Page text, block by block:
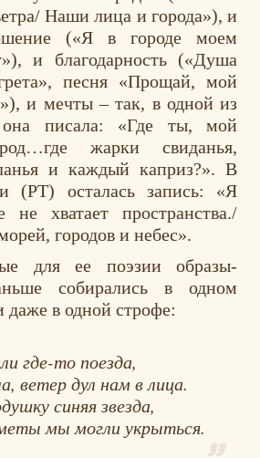
Наши лица и города»), и
(«Я в городе моем
и благодарность («Душа
песня «Прощай, мой
и мечты – так, в одной из
писала: «Где ты, мой
жарки свиданья,
и каждый каприз?». В
(РТ) осталась запись: «Я
не хватает пространства./
городов и небес».
для ее поэзии образы-
собирались в одном
даже в одной строфе:
где-то поезда,
ветер дул нам в лица.
синяя звезда,
мы могли укрыться.